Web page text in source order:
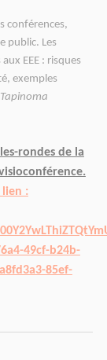
conférences,
public. Les
EEE : risques
exemples
Tapinoma
rondes de la
lien :
49cf-b24b-
85ef-